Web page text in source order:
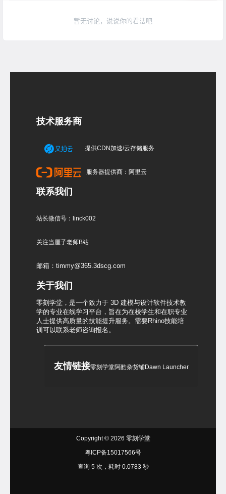
暂无讨论，说说你的看法吧
技术服务商
提供CDN加速/云存储服务
服务器提供商：阿里云
联系我们
站长微信号：linck002
关注当厘子老师B站
邮箱：timmy@365.3dscg.com
关于我们
零刻学堂，是一个致力于 3D 建模与设计软件技术教
学的专业在线学习平台，旨在为在校学生和在职专业
人士提供高质量的技能提升服务。需要Rhino技能培
训可以联系老师咨询报名。
友情链接零刻学堂阿酷杂货铺Dawn Launcher
Copyright © 2026 零刻学堂
粤ICP备15017566号
查询 5 次，耗时 0.0783 秒